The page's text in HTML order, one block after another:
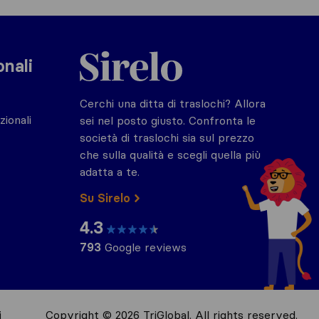
Sirelo.it
Cerchi una ditta di traslochi? Allora
sei nel posto giusto. Confronta le
società di traslochi sia sul prezzo
che sulla qualità e scegli quella più
adatta a te.
Su Sirelo
4.3
793 Google reviews
Copyright © 2026 TriGlobal. All rights reserved.